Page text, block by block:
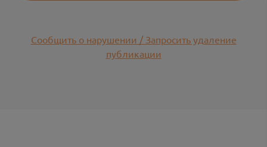
Сообщить о нарушении / Запросить удаление
публикации